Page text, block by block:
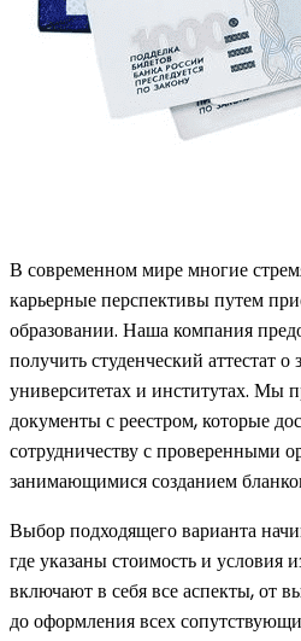
В современном мире многие
карьерные перспективы путем
образовании. Наша компания
получить студенческий аттестат
университетах и институтах. Мы
документы с реестром, которые
сотрудничеству с проверенными
занимающимися созданием
Выбор подходящего варианта
где указаны стоимость и условия
включают в себя все аспекты, от
до оформления всех